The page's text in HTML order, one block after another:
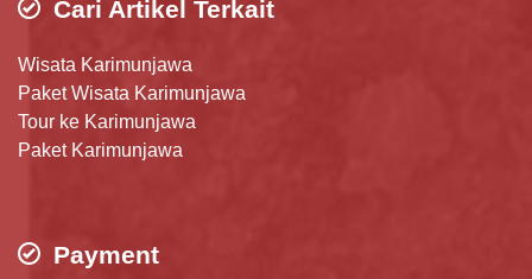
Cari Artikel Terkait
Wisata Karimunjawa
Paket Wisata Karimunjawa
Tour ke Karimunjawa
Paket Karimunjawa
Payment